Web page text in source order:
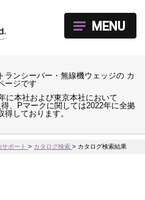
ランシーバー・無線機ウェッジの カ
ージです
に本社および東京本社において
、Pマークに関しては2022年に全拠
得しております。
MENU
サポート> カタログ検索> カタログ検索結果